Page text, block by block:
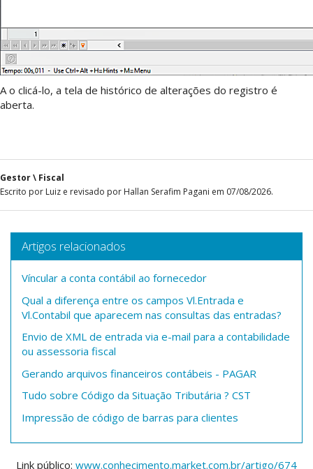
A o clicá-lo, a tela de histórico de alterações do registro é
aberta.
Gestor \ Fiscal
Escrito por Luiz e revisado por Hallan Serafim Pagani em 07/08/2026.
Artigos relacionados
Víncular a conta contábil ao fornecedor
Qual a diferença entre os campos Vl.Entrada e
Vl.Contabil que aparecem nas consultas das entradas?
Envio de XML de entrada via e-mail para a contabilidade
ou assessoria fiscal
Gerando arquivos financeiros contábeis - PAGAR
Tudo sobre Código da Situação Tributária ? CST
Impressão de código de barras para clientes
Link público: www.conhecimento.market.com.br/artigo/674